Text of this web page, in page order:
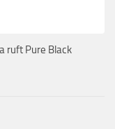
ruft Pure Black